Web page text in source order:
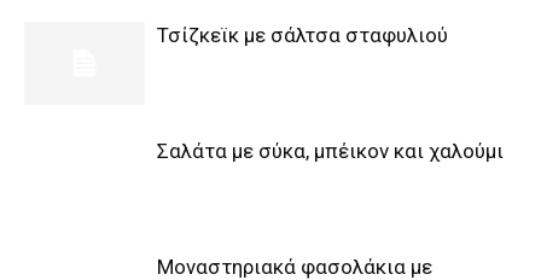
Τσίζκεϊκ με σάλτσα σταφυλιού
Σαλάτα με σύκα, μπέικον και χαλούμι
Μοναστηριακά φασολάκια με